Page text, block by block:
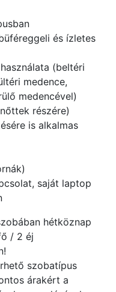
és ízletes
(beltéri
medence,
medencével)
részére)
is alkalmas
saját laptop
hétköznap
/ 2 éj
szobatípus
árakért a